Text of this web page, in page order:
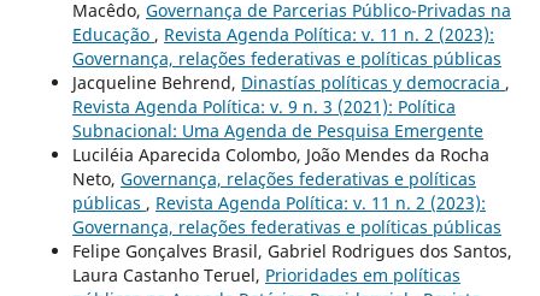
Macêdo, Governança de Parcerias Público-Privadas na
Educação , Revista Agenda Política: v. 11 n. 2 (2023):
Governança, relações federativas e políticas públicas
Jacqueline Behrend, Dinastías políticas y democracia ,
Revista Agenda Política: v. 9 n. 3 (2021): Política
Subnacional: Uma Agenda de Pesquisa Emergente
Luciléia Aparecida Colombo, João Mendes da Rocha
Neto, Governança, relações federativas e políticas
públicas , Revista Agenda Política: v. 11 n. 2 (2023):
Governança, relações federativas e políticas públicas
Felipe Gonçalves Brasil, Gabriel Rodrigues dos Santos,
Laura Castanho Teruel, Prioridades em políticas